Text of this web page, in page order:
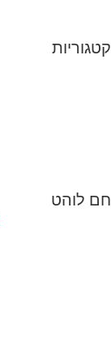
קטגוריות
חם לוהט